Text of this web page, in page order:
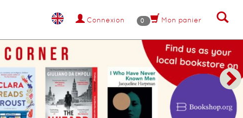
Connexion 0 Mon panier
!